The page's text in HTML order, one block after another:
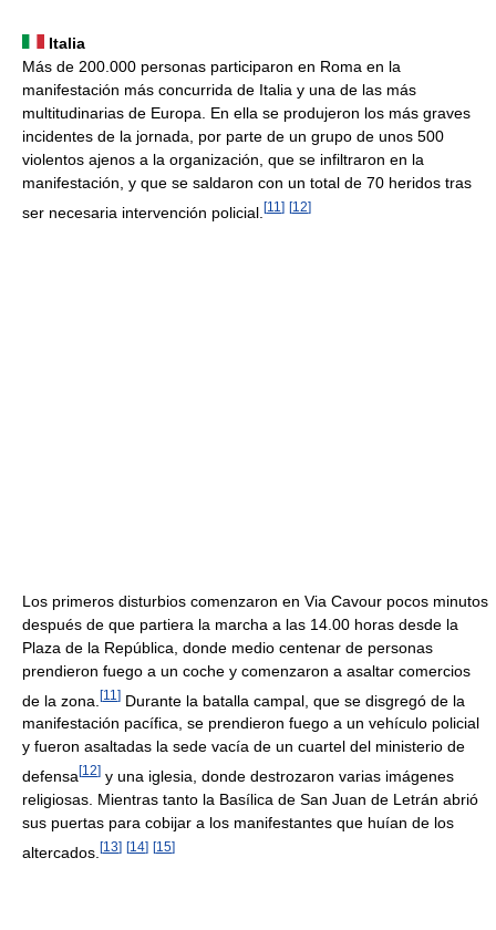
Italia
Más de 200.000 personas participaron en Roma en la
manifestación más concurrida de Italia y una de las más
multitudinarias de Europa. En ella se produjeron los más graves
incidentes de la jornada, por parte de un grupo de unos 500
violentos ajenos a la organización, que se infiltraron en la
manifestación, y que se saldaron con un total de 70 heridos tras
ser necesaria intervención policial. [11 ] [12]
Los primeros disturbios comenzaron en Via Cavour pocos minutos
después de que partiera la marcha a las 14.00 horas desde la
Plaza de la República, donde medio centenar de personas
prendieron fuego a un coche y comenzaron a asaltar comercios
de la zona. [11 ] Durante la batalla campal, que se disgregó de la
manifestación pacífica, se prendieron fuego a un vehículo policial
y fueron asaltadas la sede vacía de un cuartel del ministerio de
defensa [12] y una iglesia, donde destrozaron varias imágenes
religiosas. Mientras tanto la Basílica de San Juan de Letrán abrió
sus puertas para cobijar a los manifestantes que huían de los
altercados. [13] [14] [15]